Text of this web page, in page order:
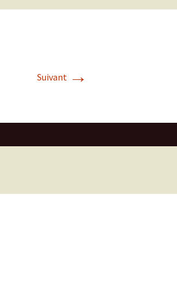
Suivant →